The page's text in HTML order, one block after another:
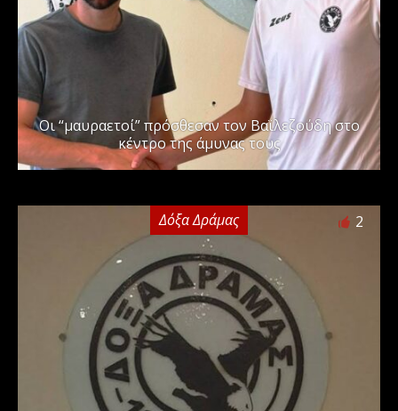
Οι “μαυραετοί” πρόσθεσαν τον Βαϊλεζούδη στο
κέντρο της άμυνας τους
Δόξα Δράμας 2